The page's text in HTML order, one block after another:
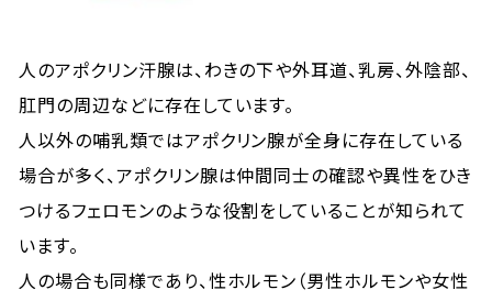
人のアポクリン汗腺は、わきの下や外耳道、乳房、外陰部、
肛門の周辺などに存在しています。
人以外の哺乳類ではアポクリン腺が全身に存在している
場合が多く、アポクリン腺は仲間同士の確認や異性をひき
つけるフェロモンのような役割をしていることが知られて
います。
人の場合も同様であり、性ホルモン（男性ホルモンや女性